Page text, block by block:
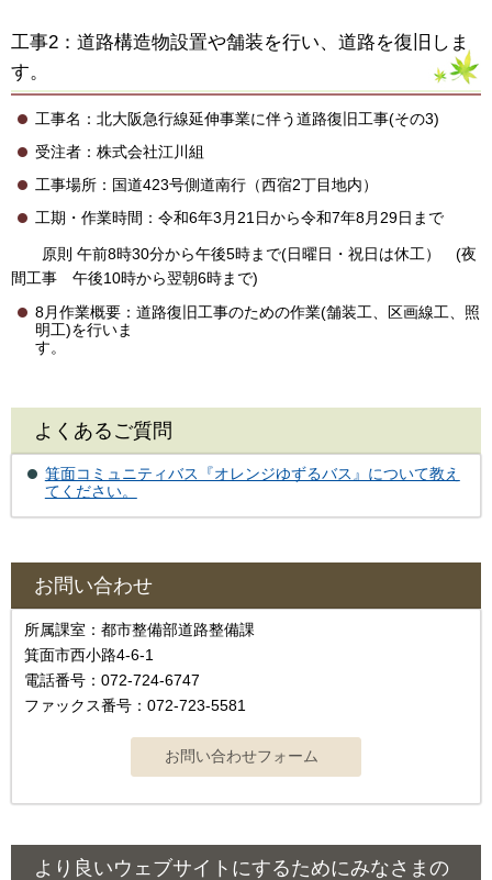
工事2：道路構造物設置や舗装を行い、道路を復旧しま
す。
工事名：北大阪急行線延伸事業に伴う道路復旧工事(その3)
受注者：株式会社江川組
工事場所：国道423号側道南行（西宿2丁目地内）
工期・作業時間：令和6年3月21日から令和7年8月29日まで
原則 午前8時30分から午後5時まで(日曜日・祝日は休工） (夜
間工事 午後10時から翌朝6時まで)
8月作業概要：道路復旧工事のための作業(舗装工、区画線工、照
明工)を行いま
よくあるご質問
箕面コミュニティバス『オレンジゆずるバス』について教え
てください。
お問い合わせ
所属課室：都市整備部道路整備課
箕面市西小路4-6-1
電話番号：072-724-6747
ファックス番号：072-723-5581
より良いウェブサイトにするためにみなさまの